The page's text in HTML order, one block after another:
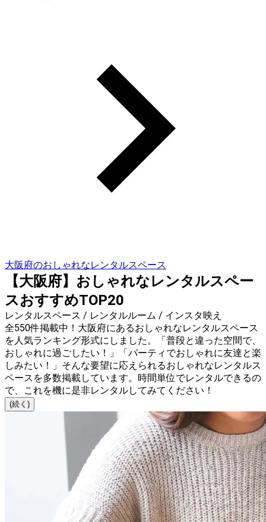
大阪府のおしゃれなレンタルスペース
【大阪府】おしゃれなレンタルスペー
スおすすめTOP20
レンタルスペース / レンタルルーム / インスタ映え
全550件掲載中！大阪府にあるおしゃれなレンタルスペース
を人気ランキング形式にしました。「普段と違った空間で、
おしゃれに過ごしたい！」「パーティでおしゃれに友達と楽
しみたい！」そんな要望に応えられるおしゃれなレンタルス
ペースを多数掲載しています。時間単位でレンタルできるの
で、これを機に是非レンタルしてみてください！
(続く)